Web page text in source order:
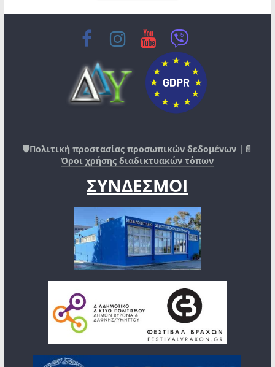
🛡️Πολιτική προστασίας προσωπικών δεδομένων |📄
Όροι χρήσης διαδικτυακών τόπων
ΣΥΝΔΕΣΜΟΙ